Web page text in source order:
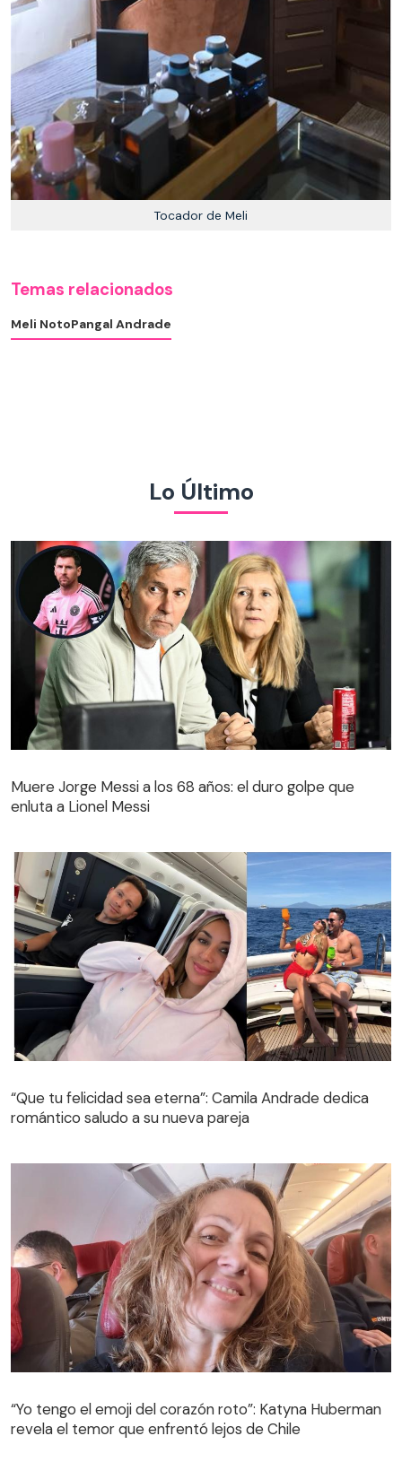
Tocador de Meli
Temas relacionados
Meli NotoPangal Andrade
Lo Último
Muere Jorge Messi a los 68 años: el duro golpe que
enluta a Lionel Messi
“Que tu felicidad sea eterna”: Camila Andrade dedica
romántico saludo a su nueva pareja
“Yo tengo el emoji del corazón roto”: Katyna Huberman
revela el temor que enfrentó lejos de Chile